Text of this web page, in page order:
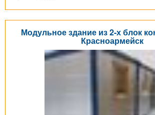
Модульное здание из 2-х блок
Красноармейск